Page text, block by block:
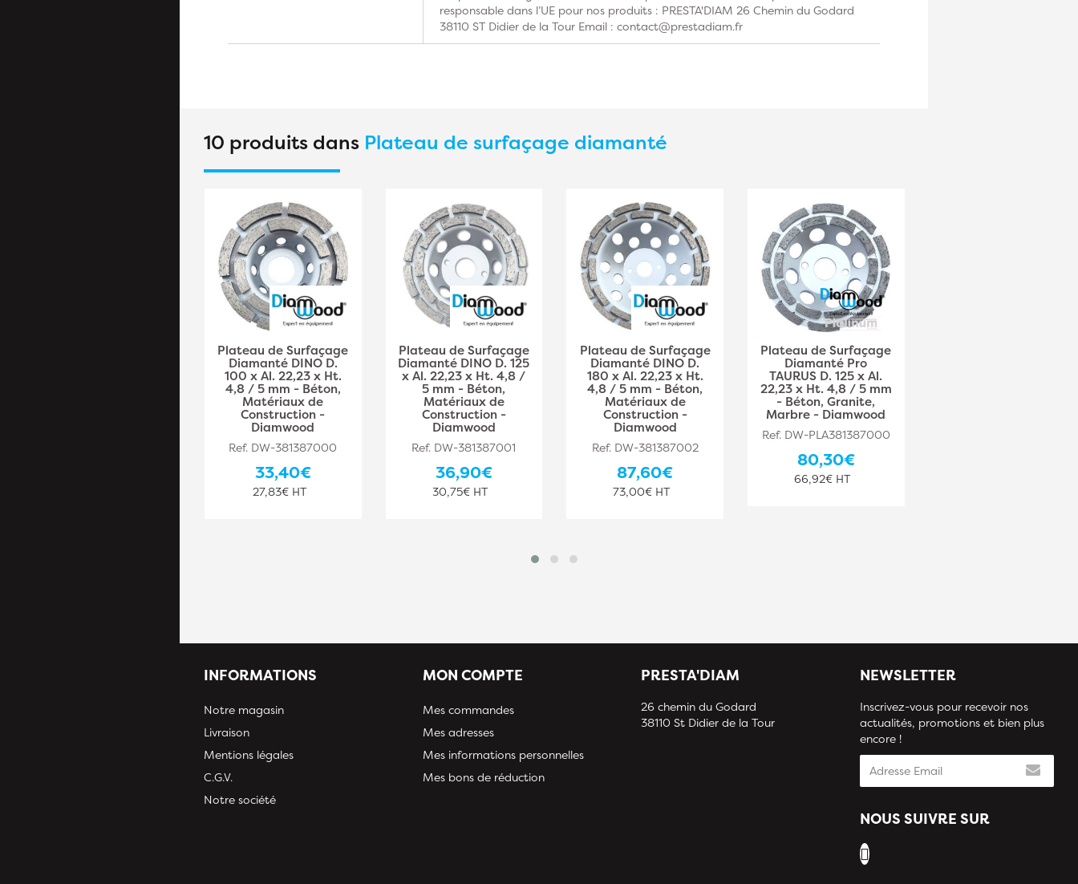
responsable dans l’UE pour nos produits : PRESTA'DIAM 26 Chemin du Godard
38110 ST Didier de la Tour Email : contact@prestadiam.fr
10 produits dans Plateau de surfaçage diamanté
Plateau de Surfaçage
Diamanté DINO D.
100 x Al. 22,23 x Ht.
4,8 / 5 mm - Béton,
Matériaux de
Construction -
Diamwood
Ref. DW-381387000
33,40€
27,83€ HT
Plateau de Surfaçage
Diamanté DINO D. 125
x Al. 22,23 x Ht. 4,8 /
5 mm - Béton,
Matériaux de
Construction -
Diamwood
Ref. DW-381387001
36,90€
30,75€ HT
Plateau de Surfaçage
Diamanté DINO D.
180 x Al. 22,23 x Ht.
4,8 / 5 mm - Béton,
Matériaux de
Construction -
Diamwood
Ref. DW-381387002
87,60€
73,00€ HT
Plateau de Surfaçage
Diamanté Pro
TAURUS D. 125 x Al.
22,23 x Ht. 4,8 / 5 mm
- Béton, Granite,
Marbre - Diamwood
Ref. DW-PLA381387000
80,30€
66,92€ HT
INFORMATIONS
Notre magasin
Livraison
Mentions légales
C.G.V.
Notre société
MON COMPTE
Mes commandes
Mes adresses
Mes informations personnelles
Mes bons de réduction
PRESTA'DIAM
26 chemin du Godard
38110 St Didier de la Tour
NEWSLETTER
Inscrivez-vous pour recevoir nos
actualités, promotions et bien plus
encore !
NOUS SUIVRE SUR